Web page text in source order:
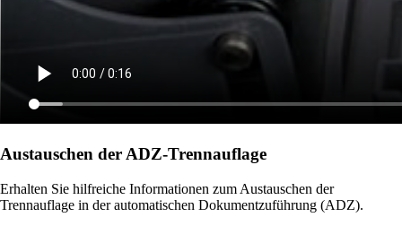
Austauschen der ADZ-Trennauflage
Erhalten Sie hilfreiche Informationen zum Austauschen der
Trennauflage in der automatischen Dokumentzuführung (ADZ).